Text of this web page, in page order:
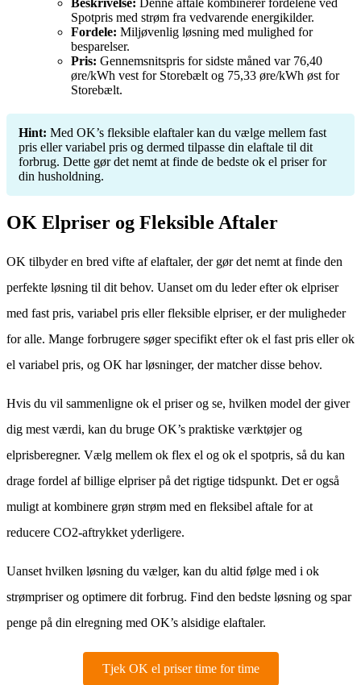
Spotpris med strøm fra vedvarende energikilder.
Fordele: Miljøvenlig løsning med mulighed for
besparelser.
Pris: Gennemsnitspris for sidste måned var 76,40
øre/kWh vest for Storebælt og 75,33 øre/kWh øst for
Storebælt.
Hint: Med OK’s fleksible elaftaler kan du vælge mellem fast
pris eller variabel pris og dermed tilpasse din elaftale til dit
forbrug. Dette gør det nemt at finde de bedste ok el priser for
din husholdning.
OK Elpriser og Fleksible Aftaler
OK tilbyder en bred vifte af elaftaler, der gør det nemt at finde den
perfekte løsning til dit behov. Uanset om du leder efter ok elpriser
med fast pris, variabel pris eller fleksible elpriser, er der muligheder
for alle. Mange forbrugere søger specifikt efter ok el fast pris eller ok
el variabel pris, og OK har løsninger, der matcher disse behov.
Hvis du vil sammenligne ok el priser og se, hvilken model der giver
dig mest værdi, kan du bruge OK’s praktiske værktøjer og
elprisberegner. Vælg mellem ok flex el og ok el spotpris, så du kan
drage fordel af billige elpriser på det rigtige tidspunkt. Det er også
muligt at kombinere grøn strøm med en fleksibel aftale for at
reducere CO2-aftrykket yderligere.
Uanset hvilken løsning du vælger, kan du altid følge med i ok
strømpriser og optimere dit forbrug. Find den bedste løsning og spar
penge på din elregning med OK’s alsidige elaftaler.
Tjek OK el priser time for time